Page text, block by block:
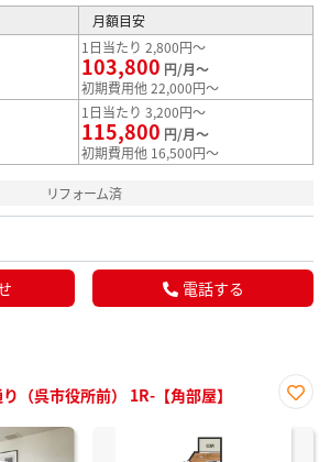
月額目安
1日当たり 2,800円～
103,800 円/月～
初期費用他 22,000円～
1日当たり 3,200円～
115,800 円/月～
初期費用他 16,500円～
リフォーム済
電話する
（呉市役所前） 1R-【角部屋】
に入